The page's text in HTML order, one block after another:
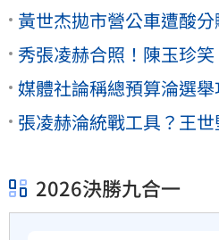
黃世杰拋市營公車遭酸
秀張凌赫合照！陳玉珍
媒體社論稱總預算淪選
張凌赫淪統戰工具？王
2026決勝九合一